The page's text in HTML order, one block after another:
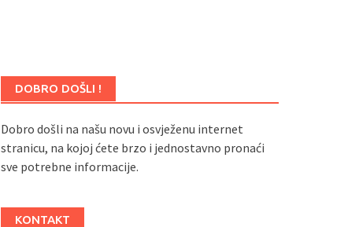
DOBRO DOŠLI !
Dobro došli na našu novu i osvježenu internet
stranicu, na kojoj ćete brzo i jednostavno pronaći
sve potrebne informacije.
KONTAKT